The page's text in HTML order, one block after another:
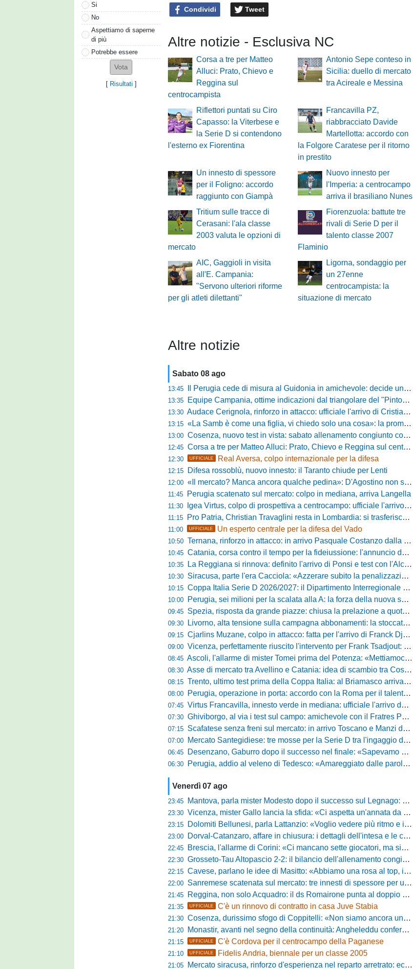
Si
No
Aspettiamo di saperne
di più
Potrebbe essere
[ Risultati ]
Condividi Tweet
Altre notizie - Esclusiva NC
Corsa a tre per Matteo
Alluci: Prato, Chievo e
Reggina sul
centrocampista
Antonio Sepe conteso in
Sicilia: duello di mercato
tra Acireale e Messina
Riflettori puntati su Ciro
Capasso: la Viterbese e
la Serie D si contendono
l'esterno ex Fiorentina
Francavilla PZ,
riabbracciato Davide
Martellotta: accordo con
la Folgore Caratese per il ritorno
in prestito
Un innesto di spessore
per il Foligno: accordo
raggiunto con Giampà
Nuovo innesto per
l'Imperia: a centrocampo
arriva il brasiliano Nunes
Tritium sulle tracce di
Cerasani: l'ala classe
2003 valuta le opzioni di
mercato
Fiorenzuola: battute tre
rivali di Serie D per il
talento classe 2007
Flaminio
AIC, Gaggioli in visita
all'E. Campania:
"Servono ulteriori riforme
per gli atleti dilettanti"
Ligorna, sondaggio per
un 27enne
centrocampista: la
situazione di mercato
Altre notizie
Sabato 08 ago
13:45 Il Perugia cede di misura al Guidonia in amichevole: decide un rigore di Zuppel a Bastia
13:35 Equipe Campania, ottime indicazioni dal triangolare del "Pinto": il report
13:30 Audace Cerignola, rinforzo in attacco: ufficiale l'arrivo di Cristian Padula dal Torino
13:15 «La Samb è come una figlia, vi chiedo solo una cosa»: la promessa di Vittorio Massi commuove la piazza
13:00 Cosenza, nuovo test in vista: sabato allenamento congiunto con il Bisignano
12:45 Corsa a tre per Matteo Alluci: Prato, Chievo e Reggina sul centrocampista
12:30 UFFICIALE Real Aversa, colpo internazionale per la difesa
12:15 Difesa rossoblù, nuovo innesto: il Taranto chiude per Lenti
12:00 «Il mercato? Manca ancora qualche pedina»: D'Agostino non si ferma e punta in alto
11:45 Perugia scatenato sul mercato: colpo in mediana, arriva Langella
11:30 Igea Virtus, colpo di prospettiva a centrocampo: ufficiale l'arrivo di Bilal Khamlich
11:15 Pro Patria, Christian Travaglini resta in Lombardia: si trasferisce in Serie D
11:00 UFFICIALE Un esperto centrale per la difesa del Vado
10:50 Ternana, rinforzo in attacco: in arrivo Pasquale Costanzo dalla Paganese
10:45 Catania, corsa contro il tempo per la fideiussione: l'annuncio della società e le ragioni dello slittamento
10:35 La Reggiana si rinnova: definito l'arrivo di Ponsi e test con l'Alcione
10:30 Siracusa, parte l'era Cacciola: «Azzerare subito la penalizzazione, saremo camaleontici»
10:15 Coppa Italia Serie D 2026/2027: il Dipartimento Interregionale corregge il tabellone, ecco i nuovi abbinamenti
10:00 Perugia, sei milioni per la scalata alla A: la forza della nuova societa e il progetto di Alessandro Gaucci
09:45 Spezia, risposta da grande piazze: chiusa la prelazione a quota 5.164 abbonamenti
09:30 Livorno, alta tensione sulla campagna abbonamenti: la stoccata della Curva Nord alla società
09:15 Cjarlins Muzane, colpo in attacco: fatta per l'arrivo di Franck Djoulou
09:00 Vicenza, perfettamente riuscito l'intervento per Frank Tsadjout: il comunicato del club
08:45 Ascoli, l'allarme di mister Tomei prima del Potenza: «Mettiamoci l'elmetto, l'obiettivo è la salvezza e non dobbiamo vendere fumo!»
08:30 Asse di mercato tra Avellino e Catania: idea di scambio tra Cosimo Patierno e Kaleb Jimenez
08:15 Trento, ultimo test prima della Coppa Italia: al Briamasco arriva il triangolare con Südtirol e Campodarsego
08:00 Perugia, operazione in porta: accordo con la Roma per il talento Zelezny
07:45 Virtus Francavilla, innesto verde in mediana: ufficiale l'arrivo del classe 2008 Gianluca Ajello
07:30 Ghiviborgo, al via i test sul campo: amichevole con il Fratres Perignano e sguardo al nuovo girone E
07:15 Scafatese senza freni sul mercato: in arrivo Toscano e Manzi dall'Avellino per la Serie C
07:00 Mercato Santegidiese: tre mosse per la Serie D tra l'ingaggio di Diakhate e due rinnovi chiave
06:45 Desenzano, Gaburro dopo il successo nel finale: «Sapevamo che avremmo sofferto, ma si è vista la voglia di vincere»
06:30 Perugia, addio al veleno di Tedesco: «Amareggiato dalle parole di Alessandro Gaucci, mi hanno ferito umanamente»
Venerdì 07 ago
23:45 Mantova, parla mister Modesto dopo il successo sul Legnago: "Buona tenuta nervosa, ma dobbiamo migliorare"
23:30 Vicenza, mister Gallo lancia la sfida: «Ci aspetta un'annata da protagonisti in B, ma qui nessuno ha il posto fisso»
23:15 Dolomiti Bellunesi, parla Lattanzio: «Voglio vedere più ritmo e intensità, dobbiamo lasciare tutto sul campo»
23:00 Dorval-Catanzaro, affare in chiusura: i dettagli dell'intesa e le cifre dell'operazione
22:45 Brescia, l'allarme di Corini: «Ci mancano sette giocatori, ma siamo una squadra forte»
22:30 Grosseto-Tau Altopascio 2-2: il bilancio dell'allenamento congiunto e la risposta dei nuovi arrivi
22:15 Cavese, parlano le idee di Masitto: «Abbiamo una rosa al top, il pubblico del Lamberti ci spingerà lontano»
22:00 Sanremese scatenata sul mercato: tre innesti di spessore per un attacco da sogni
21:45 Reggina, non solo Acquadro: il ds Romairone punta al doppio colpo Baldan-Volpicelli
21:35 UFFICIALE C'è un rinnovo di contratto in casa Juve Stabia
21:30 Cosenza, durissimo sfogo di Coppitelli: «Non siamo ancora una squadra, ora serve tirare una riga!»
21:20 Monastir, avanti nel segno della continuità: Angheleddu confermato in panchina, in attacco arriva Loru
21:15 UFFICIALE C'è Cordova per il centrocampo della Paganese
21:10 UFFICIALE Fidelis Andria, biennale per un classe 2005
21:05 Mercato siracusa, rinforzo d'esperienza nel reparto arretrato: ecco Orlando